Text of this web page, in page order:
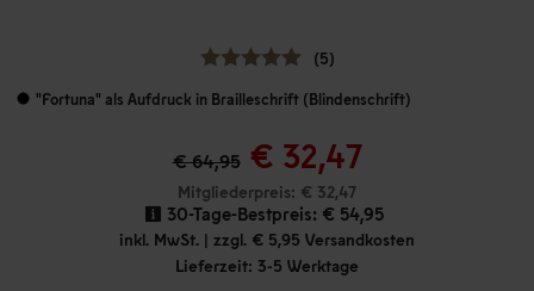
(5)
"Fortuna" als Aufdruck in Brailleschrift (Blindenschrift)
€ 64,95 € 32,47
Mitgliederpreis: € 32,47
30-Tage-Bestpreis: € 54,95
inkl. MwSt. | zzgl. € 5,95 Versandkosten
Lieferzeit: 3-5 Werktage